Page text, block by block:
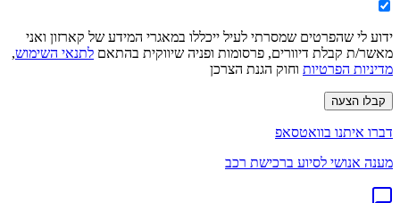
ידוע לי שהפרטים שמסרתי לעיל ייכללו במאגרי המידע של קארזון ואני
מאשר/ת קבלת דיוורים, פרסומות ופניה שיווקית בהתאם לתנאי השימוש,
מדיניות הפרטיות וחוק הגנת הצרכן
קבלו הצעה
דברו איתנו בוואטסאפ
מענה אנושי לסיוע ברכישת רכב